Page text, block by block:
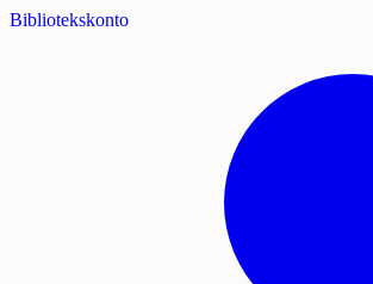
Bibliotekskonto